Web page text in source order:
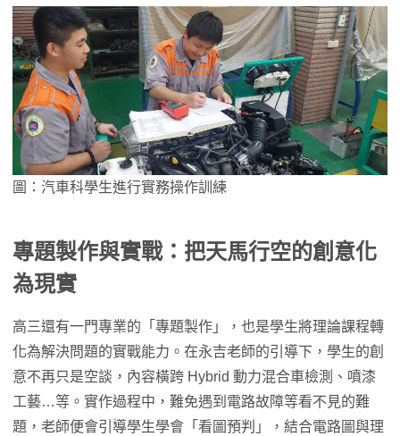
圖：汽車科學生進行實務操作訓練
專題製作與實戰：把天馬行空的創意化
為現實
高三還有一門專業的「專題製作」，也是學生將理論課程轉
化為解決問題的實戰能力。在永吉老師的引導下，學生的創
意不再只是空談，內容橫跨 Hybrid 動力混合車檢測、噴漆
工藝…等。實作過程中，難免遇到電路故障等看不見的難
題，老師便會引導學生學會「看圖預判」，結合電路圖與理